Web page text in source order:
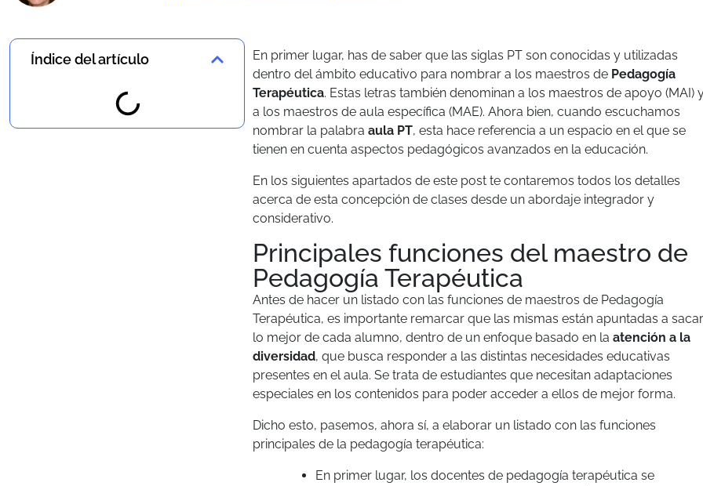
Índice del artículo
En primer lugar, has de saber que las siglas PT son conocidas y utilizadas
dentro del ámbito educativo para nombrar a los maestros de Pedagogía
Terapéutica. Estas letras también denominan a los maestros de apoyo (MAI)
a los maestros de aula específica (MAE). Ahora bien, cuando escuchamos
nombrar la palabra aula PT, esta hace referencia a un espacio en el que se
tienen en cuenta aspectos pedagógicos avanzados en la educación.
En los siguientes apartados de este post te contaremos todos los detalles
acerca de esta concepción de clases desde un abordaje integrador y
considerativo.
Principales funciones del maestro de
Pedagogía Terapéutica
Antes de hacer un listado con las funciones de maestros de Pedagogía
Terapéutica, es importante remarcar que las mismas están apuntadas a sacar
lo mejor de cada alumno, dentro de un enfoque basado en la atención a la
diversidad, que busca responder a las distintas necesidades educativas
presentes en el aula. Se trata de estudiantes que necesitan adaptaciones
especiales en los contenidos para poder acceder a ellos de mejor forma.
Dicho esto, pasemos, ahora sí, a elaborar un listado con las funciones
principales de la pedagogía terapéutica:
En primer lugar, los docentes de pedagogía terapéutica se